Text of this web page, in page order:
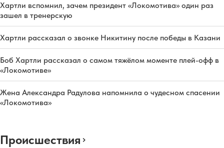
Хартли вспомнил, зачем президент «Локомотива» один раз
зашел в тренерскую
Хартли рассказал о звонке Никитину после победы в Казани
Боб Хартли рассказал о самом тяжёлом моменте плей-офф в
«Локомотиве»
Жена Александра Радулова напомнила о чудесном спасении
«Локомотива»
Происшествия